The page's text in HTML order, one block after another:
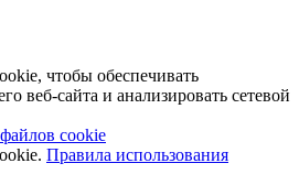
чтобы обеспечивать
веб-сайта и анализировать сетевой
cookie
Правила использования